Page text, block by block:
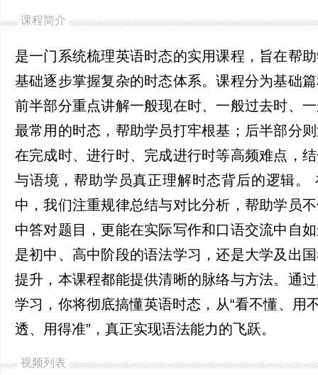
课程简介
是一门系统梳理英语时态的实用课程，旨在帮
基础逐步掌握复杂的时态体系。课程分为基础
前半部分重点讲解一般现在时、一般过去时、
最常用的时态，帮助学员打牢根基；后半部分
在完成时、进行时、完成进行时等高频难点，
与语境，帮助学员真正理解时态背后的逻辑。
中，我们注重规律总结与对比分析，帮助学员
中答对题目，更能在实际写作和口语交流中自
是初中、高中阶段的语法学习，还是大学及出
提升，本课程都能提供清晰的脉络与方法。通
学习，你将彻底搞懂英语时态，从“看不懂、用
透、用得准”，真正实现语法能力的飞跃。
视频列表